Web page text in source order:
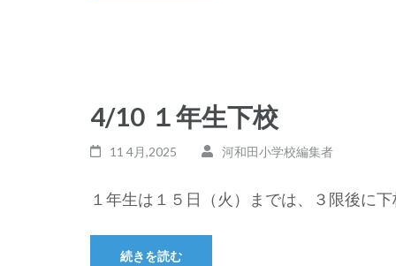
4/10 １年生下校
11 4月,2025 河和田小学校編集者
１年生は１５日（火）までは、３限後に
続きを読む